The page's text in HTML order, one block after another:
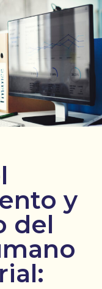
y
del